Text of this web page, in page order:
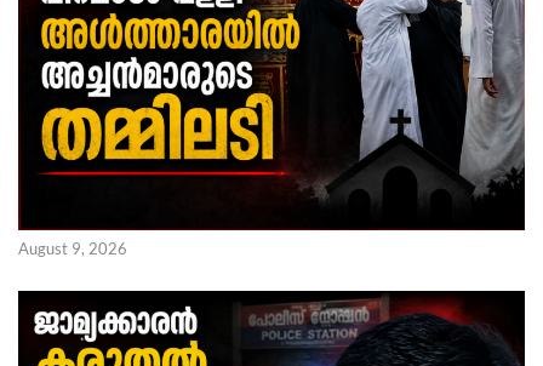
August 9, 2026